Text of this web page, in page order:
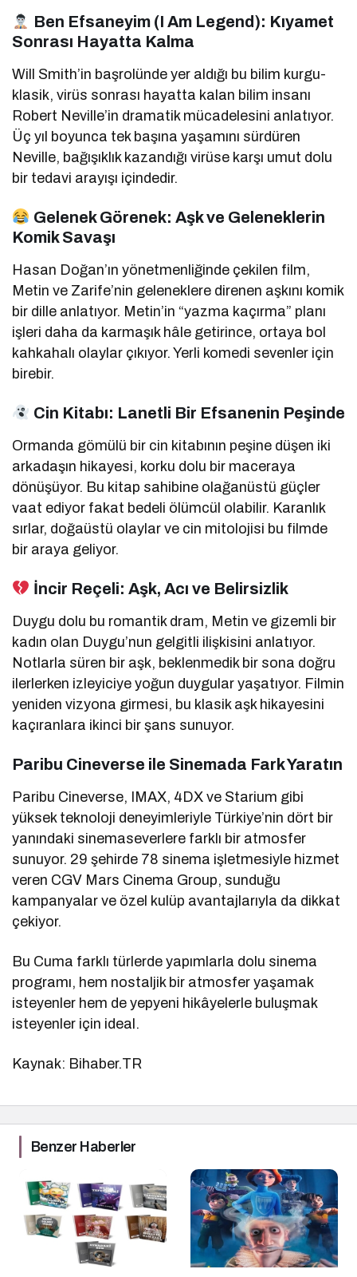
Ben Efsaneyim (I Am Legend): Kıyamet
Sonrası Hayatta Kalma
Will Smith’in başrolünde yer aldığı bu bilim kurgu-
klasik, virüs sonrası hayatta kalan bilim insanı
Robert Neville’in dramatik mücadelesini anlatıyor.
Üç yıl boyunca tek başına yaşamını sürdüren
Neville, bağışıklık kazandığı virüse karşı umut dolu
bir tedavi arayışı içindedir.
Gelenek Görenek: Aşk ve Geleneklerin
Komik Savaşı
Hasan Doğan’ın yönetmenliğinde çekilen film,
Metin ve Zarife’nin geleneklere direnen aşkını komik
bir dille anlatıyor. Metin’in “yazma kaçırma” planı
işleri daha da karmaşık hâle getirince, ortaya bol
kahkahalı olaylar çıkıyor. Yerli komedi sevenler için
birebir.
Cin Kitabı: Lanetli Bir Efsanenin Peşinde
Ormanda gömülü bir cin kitabının peşine düşen iki
arkadaşın hikayesi, korku dolu bir maceraya
dönüşüyor. Bu kitap sahibine olağanüstü güçler
vaat ediyor fakat bedeli ölümcül olabilir. Karanlık
sırlar, doğaüstü olaylar ve cin mitolojisi bu filmde
bir araya geliyor.
İncir Reçeli: Aşk, Acı ve Belirsizlik
Duygu dolu bu romantik dram, Metin ve gizemli bir
kadın olan Duygu’nun gelgitli ilişkisini anlatıyor.
Notlarla süren bir aşk, beklenmedik bir sona doğru
ilerlerken izleyiciye yoğun duygular yaşatıyor. Filmin
yeniden vizyona girmesi, bu klasik aşk hikayesini
kaçıranlara ikinci bir şans sunuyor.
Paribu Cineverse ile Sinemada Fark Yaratın
Paribu Cineverse, IMAX, 4DX ve Starium gibi
yüksek teknoloji deneyimleriyle Türkiye’nin dört bir
yanındaki sinemaseverlere farklı bir atmosfer
sunuyor. 29 şehirde 78 sinema işletmesiyle hizmet
veren CGV Mars Cinema Group, sunduğu
kampanyalar ve özel kulüp avantajlarıyla da dikkat
çekiyor.
Bu Cuma farklı türlerde yapımlarla dolu sinema
programı, hem nostaljik bir atmosfer yaşamak
isteyenler hem de yepyeni hikâyelerle buluşmak
isteyenler için ideal.
Kaynak: Bihaber.TR
Benzer Haberler